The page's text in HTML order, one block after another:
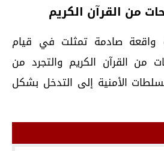
من القرآن الكريم
صادمة تمثلت في قيام
من القرآن الكريم والتجرد من
الأمنية إلى التدخل بشكل